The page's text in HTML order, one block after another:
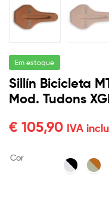
Em estoque
Sillín Bicicleta
Mod. Tudons
€ 105,90 IVA
Cor